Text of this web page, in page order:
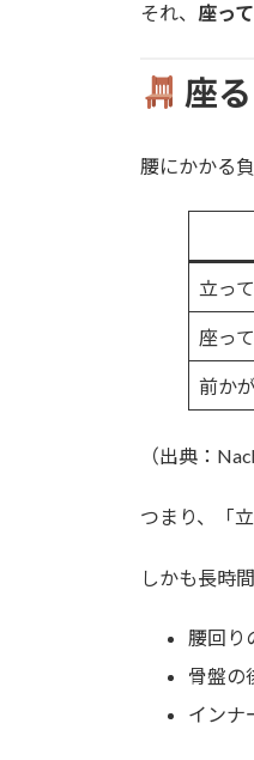
それ、 座っ
座
腰にかかる
立っ
座っ
前か
（出典：
つまり、「
しかも長時
腰回り
骨盤の
インナ